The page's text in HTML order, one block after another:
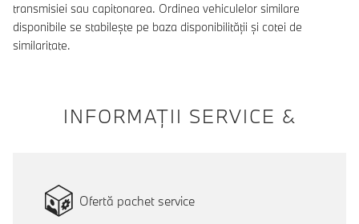
transmisiei sau capitonarea. Ordinea vehiculelor similare
disponibile se stabilește pe baza disponibilității și cotei de
similaritate.
INFORMAŢII SERVICE &
Ofertă pachet service